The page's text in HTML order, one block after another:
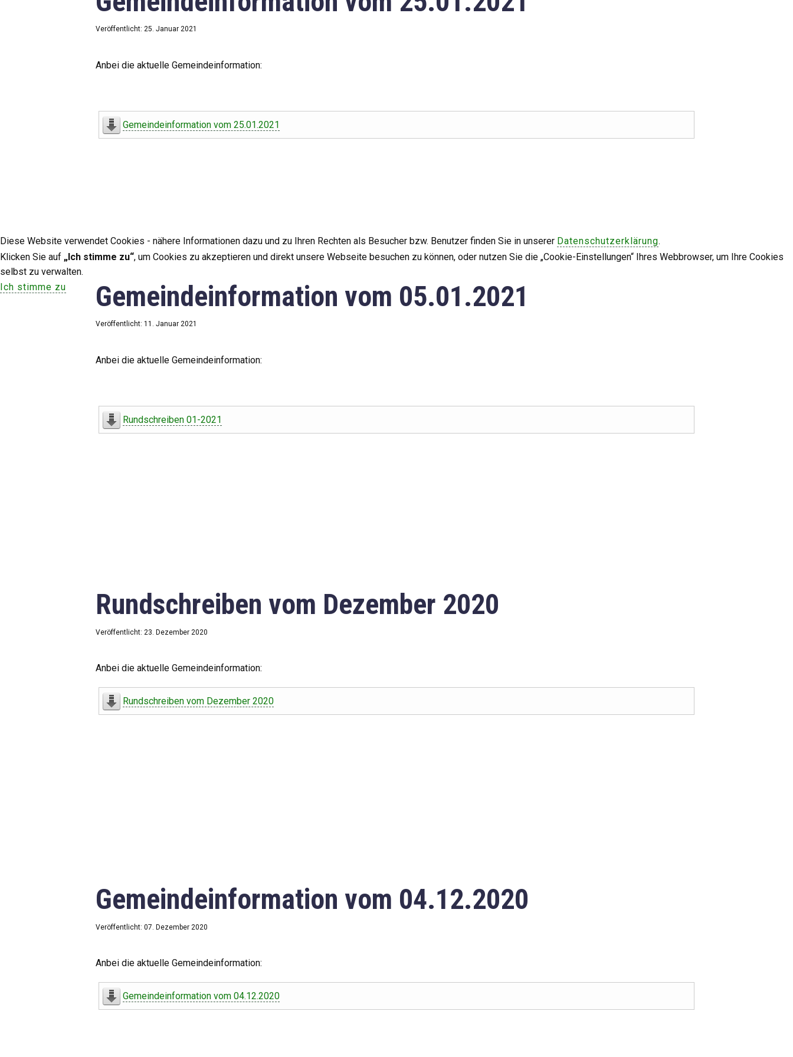
Veröffentlicht: 25. Januar 2021
Anbei die aktuelle Gemeindeinformation:
Gemeindeinformation vom 25.01.2021
Gemeindeinformation vom 05.01.2021
Veröffentlicht: 11. Januar 2021
Anbei die aktuelle Gemeindeinformation:
Rundschreiben 01-2021
Rundschreiben vom Dezember 2020
Veröffentlicht: 23. Dezember 2020
Anbei die aktuelle Gemeindeinformation:
Rundschreiben vom Dezember 2020
Gemeindeinformation vom 04.12.2020
Veröffentlicht: 07. Dezember 2020
Anbei die aktuelle Gemeindeinformation:
Gemeindeinformation vom 04.12.2020
Diese Website verwendet Cookies - nähere Informationen dazu und zu Ihren Rechten als Besucher bzw. Benutzer finden Sie in unserer Datenschutzerklärung.
Klicken Sie auf „Ich stimme zu“, um Cookies zu akzeptieren und direkt unsere Webseite besuchen zu können, oder nutzen Sie die „Cookie-Einstellungen“ Ihres Webbrowser, um Ihre Cookies
selbst zu verwalten.
Ich stimme zu